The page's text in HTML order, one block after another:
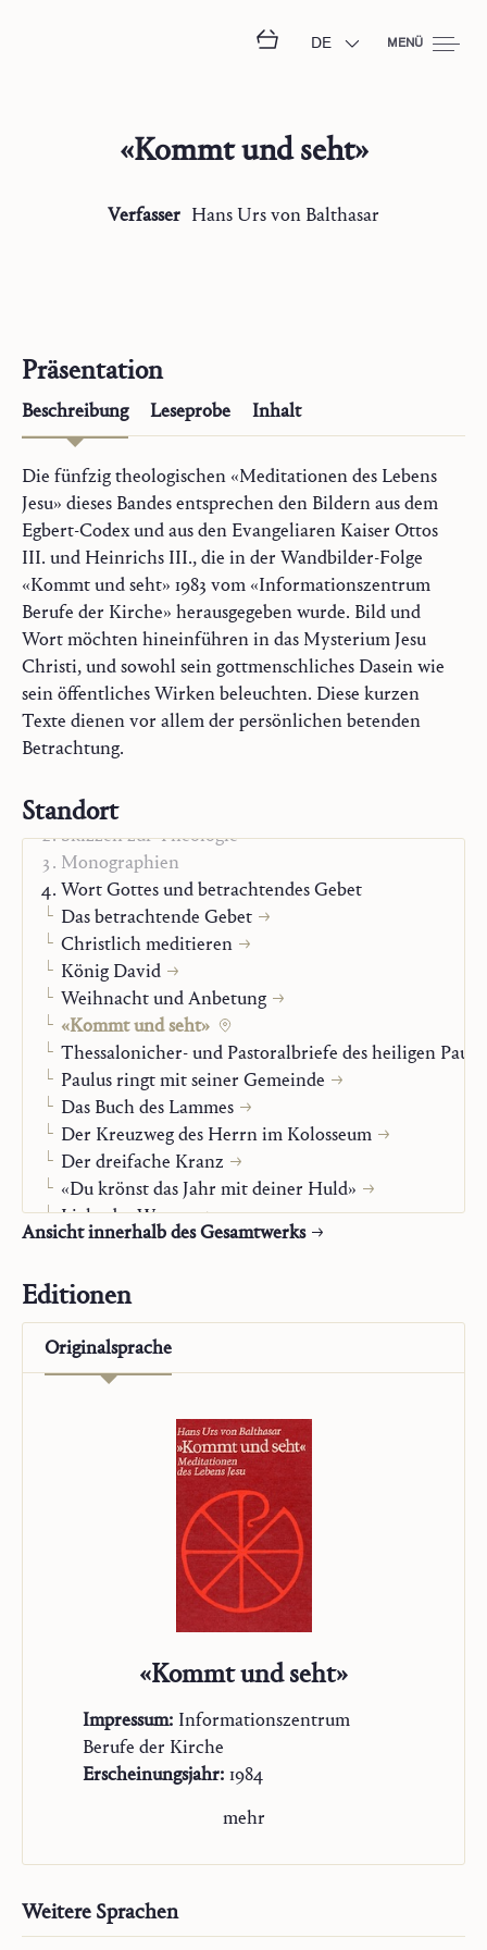
DE MENÜ
«Kommt und seht»
Verfasser Hans Ursvon Balthasar
Präsentation
Beschreibung Leseprobe Inhalt
Die fünfzig theologischen «Meditationen des Lebens
Jesu» dieses Bandes entsprechen den Bildern aus dem
Egbert-Codex und aus den Evangeliaren Kaiser Ottos
III. und Heinrichs III., die in der Wandbilder-Folge
«Kommt und seht» 1983 vom «Informationszentrum
Berufe der Kirche» herausgegeben wurde. Bild und
Wort möchten hineinführen in das Mysterium Jesu
Christi, und sowohl sein gottmenschliches Dasein wie
sein öffentliches Wirken beleuchten. Diese kurzen
Texte dienen vor allem der persönlichen betenden
Betrachtung.
Standort
Trilogie
Skizzen zur Theologie
Monographien
Wort Gottes und betrachtendes Gebet
Das betrachtende Gebet
Christlich meditieren
König David
Weihnacht und Anbetung
«Kommt und seht»
Thessalonicher- und Pastoralbriefe des heiligen
Paulus ringt mit seiner Gemeinde
Das Buch des Lammes
Der Kreuzweg des Herrn im Kolosseum
Der dreifache Kranz
«Du krönst das Jahr mit deiner Huld»
Licht des Wortes
Du hast Worte ewigen Lebens
Christliches Leben
Alpha und Omega
Unser Auftrag
Studienausgabe
Ansicht innerhalb des Gesamtwerks
Editionen
Originalsprache
«Kommt und seht»
Impressum: Informationszentrum
Berufe der Kirche
Erscheinungsjahr: 1984
mehr
Weitere Sprachen